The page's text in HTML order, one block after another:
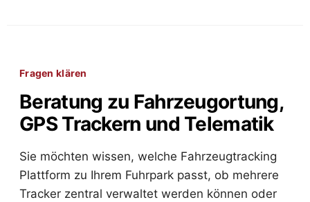
Fragen klären
Beratung zu Fahrzeugortung,
GPS Trackern und Telematik
Sie möchten wissen, welche Fahrzeugtracking
Plattform zu Ihrem Fuhrpark passt, ob mehrere
Tracker zentral verwaltet werden können oder